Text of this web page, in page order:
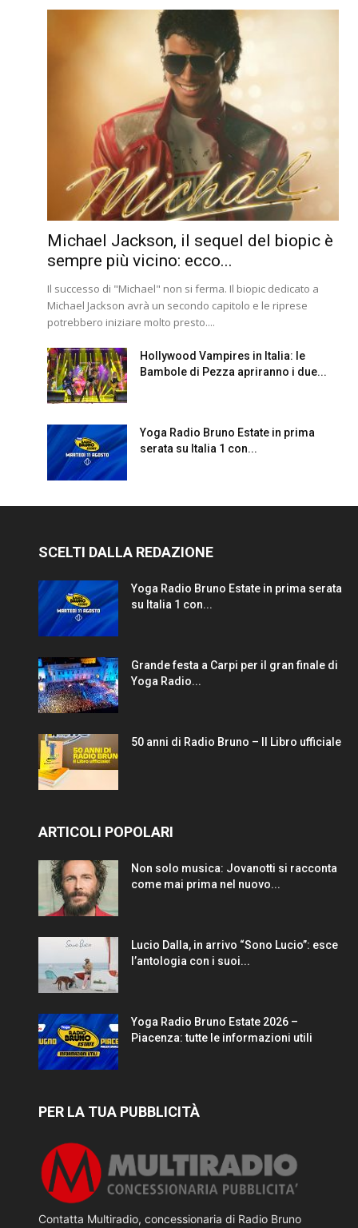
Michael Jackson, il sequel del biopic è
sempre più vicino: ecco...
Il successo di "Michael" non si ferma. Il biopic dedicato a
Michael Jackson avrà un secondo capitolo e le riprese
potrebbero iniziare molto presto....
Hollywood Vampires in Italia: le
Bambole di Pezza apriranno i due...
Yoga Radio Bruno Estate in prima
serata su Italia 1 con...
SCELTI DALLA REDAZIONE
Yoga Radio Bruno Estate in prima serata
su Italia 1 con...
Grande festa a Carpi per il gran finale di
Yoga Radio...
50 anni di Radio Bruno – Il Libro ufficiale
ARTICOLI POPOLARI
Non solo musica: Jovanotti si racconta
come mai prima nel nuovo...
Lucio Dalla, in arrivo “Sono Lucio”: esce
l’antologia con i suoi...
Yoga Radio Bruno Estate 2026 –
Piacenza: tutte le informazioni utili
PER LA TUA PUBBLICITÀ
Contatta Multiradio, concessionaria di Radio Bruno